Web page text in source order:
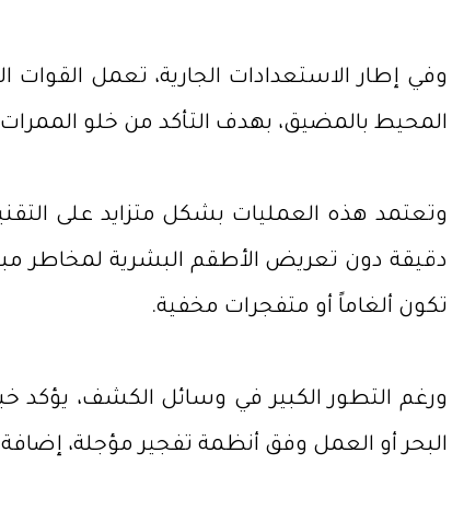
وفي إطار الاستعدادات الجارية، تعمل
المحيط بالمضيق، بهدف التأكد من خلو
وتعتمد هذه العمليات بشكل متزايد على
دقيقة دون تعريض الأطقم البشرية لمخاطر
تكون ألغاماً أو متفجرات مخفية.
ورغم التطور الكبير في وسائل الكشف، يؤكد
البحر أو العمل وفق أنظمة تفجير مؤجلة، إضافة